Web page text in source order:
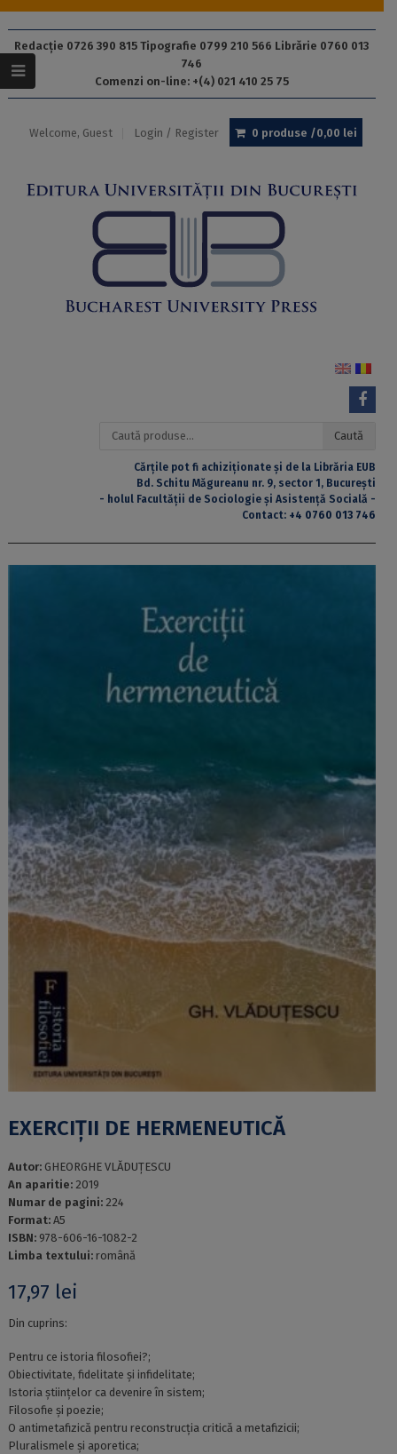
Redacție 0726 390 815 Tipografie 0799 210 566 Librărie 0760 013
746
Comenzi on-line: +(4) 021 410 25 75
Welcome, Guest Login / Register 0 produse /0,00 lei
Caută
Caută
Cărțile pot fi achiziționate și de la Librăria EUB
Bd. Schitu Măgureanu nr. 9, sector 1, București
- holul Facultății de Sociologie și Asistență Socială -
Contact: +4 0760 013 746
EXERCIȚII DE HERMENEUTICĂ
Autor: GHEORGHE VLĂDUȚESCU
An aparitie: 2019
Numar de pagini: 224
Format: A5
ISBN: 978-606-16-1082-2
Limba textului: română
17,97 lei
Din cuprins:
Pentru ce istoria filosofiei?;
Obiectivitate, fidelitate și infidelitate;
Istoria științelor ca devenire în sistem;
Filosofie și poezie;
O antimetafizică pentru reconstrucția critică a metafizicii;
Pluralismele și aporetica;